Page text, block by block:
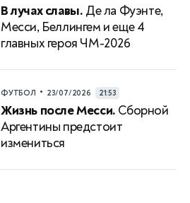
В лучах славы. Де ла Фуэнте,
Месси, Беллингем и еще 4
главных героя ЧМ-2026
ФУТБОЛ • 23/07/2026 21:53
Жизнь после Месси. Сборной
Аргентины предстоит
измениться